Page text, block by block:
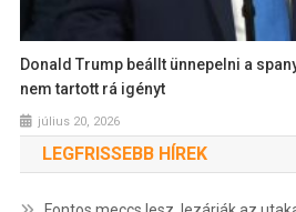
Donald Trump beállt ünnepelni a
nem tartott rá igényt
július 20, 2026
LEGFRISSEBB HÍREK